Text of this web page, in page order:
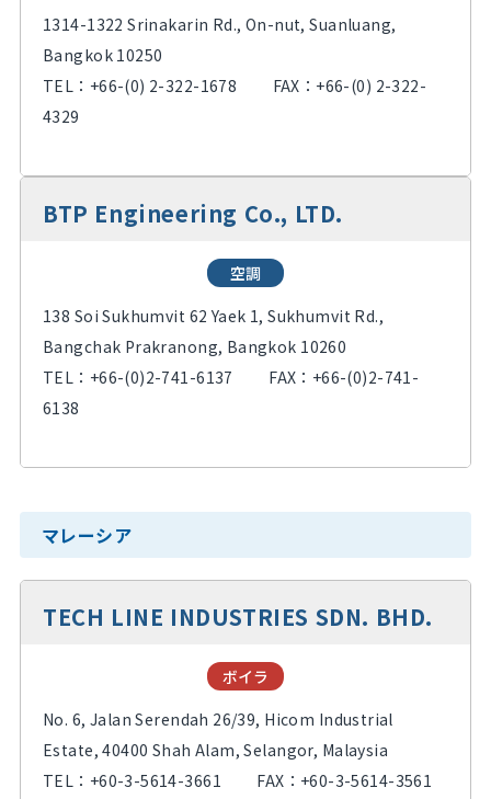
1314-1322 Srinakarin Rd., On-nut, Suanluang,
Bangkok 10250
TEL： +66-(0) 2-322-1678 FAX：+66-(0) 2-322-
4329
BTP Engineering Co., LTD.
空調
138 Soi Sukhumvit 62 Yaek 1, Sukhumvit Rd.,
Bangchak Prakranong, Bangkok 10260
TEL： +66-(0)2-741-6137 FAX：+66-(0)2-741-
6138
マレーシア
TECH LINE INDUSTRIES SDN. BHD.
ボイラ
No. 6, Jalan Serendah 26/39, Hicom Industrial
Estate, 40400 Shah Alam, Selangor, Malaysia
TEL： +60-3-5614-3661 FAX：+60-3-5614-3561